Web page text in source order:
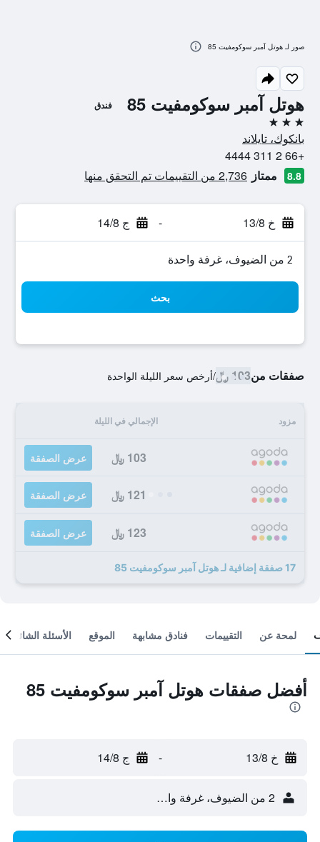
هوتل آمبر سوكومفيت 85 فندق
3 نجوم
بانكوك، تايلاند
+66 2 311 4444
8.8 ممتاز 2,736 من التقييمات تم التحقق منها
خ 13/8 - ج 14/8
2 من الضيوف، غرفة واحدة
بحث
صفقات من103 ﷼ /أرخص سعر الليلة الواحدة
مزود الإجمالي في الليلة
103 ﷼ عرض الصفقة
121 ﷼ عرض الصفقة
123 ﷼ عرض الصفقة
17 صفقة إضافية لـ هوتل آمبر سوكومفيت 85
صور لـ هوتل آمبر سوكومفيت 85
لمحة عن التقييمات فنادق مشابهة الموقع الأسئلة الشائعة
أفضل صفقات هوتل آمبر سوكومفيت 85
خ 13/8 - ج 14/8
2 من الضيوف، غرفة واحدة